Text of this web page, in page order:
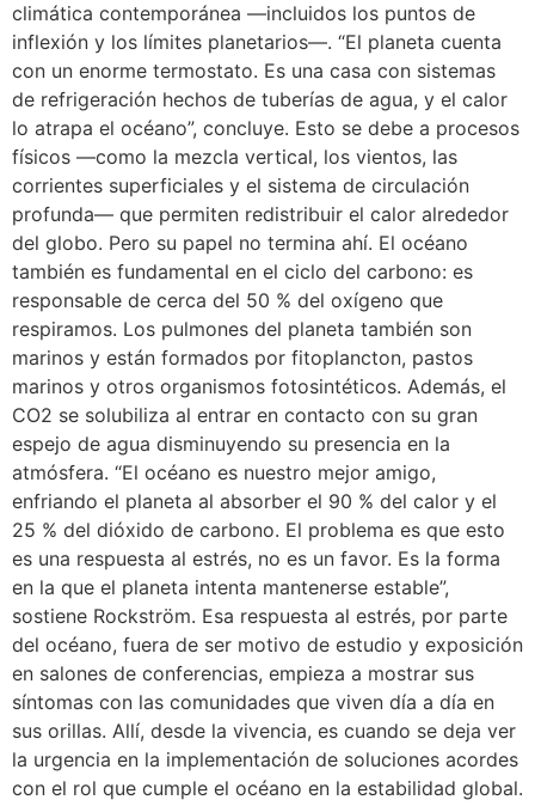
climática contemporánea —incluidos los puntos de
inflexión y los límites planetarios—. “El planeta cuenta
con un enorme termostato. Es una casa con sistemas
de refrigeración hechos de tuberías de agua, y el calor
lo atrapa el océano”, concluye. Esto se debe a procesos
físicos —como la mezcla vertical, los vientos, las
corrientes superficiales y el sistema de circulación
profunda— que permiten redistribuir el calor alrededor
del globo. Pero su papel no termina ahí. El océano
también es fundamental en el ciclo del carbono: es
responsable de cerca del 50 % del oxígeno que
respiramos. Los pulmones del planeta también son
marinos y están formados por fitoplancton, pastos
marinos y otros organismos fotosintéticos. Además, el
CO2 se solubiliza al entrar en contacto con su gran
espejo de agua disminuyendo su presencia en la
atmósfera. “El océano es nuestro mejor amigo,
enfriando el planeta al absorber el 90 % del calor y el
25 % del dióxido de carbono. El problema es que esto
es una respuesta al estrés, no es un favor. Es la forma
en la que el planeta intenta mantenerse estable”,
sostiene Rockström. Esa respuesta al estrés, por parte
del océano, fuera de ser motivo de estudio y exposición
en salones de conferencias, empieza a mostrar sus
síntomas con las comunidades que viven día a día en
sus orillas. Allí, desde la vivencia, es cuando se deja ver
la urgencia en la implementación de soluciones acordes
con el rol que cumple el océano en la estabilidad global.